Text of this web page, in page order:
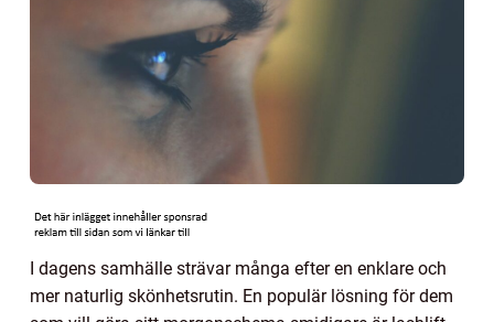
I dagens samhälle strävar många efter en enklare och
mer naturlig skönhetsrutin. En populär lösning för dem